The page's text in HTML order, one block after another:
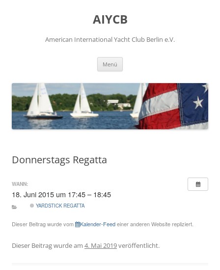
AIYCB
American International Yacht Club Berlin e.V.
Menü
Donnerstags Regatta
WANN:
18. Juni 2015 um 17:45 – 18:45
YARDSTICK REGATTA
Dieser Beitrag wurde vom Kalender-Feedeiner anderen Website repliziert.
Dieser Beitrag wurde am 4. Mai 2019veröffentlicht.